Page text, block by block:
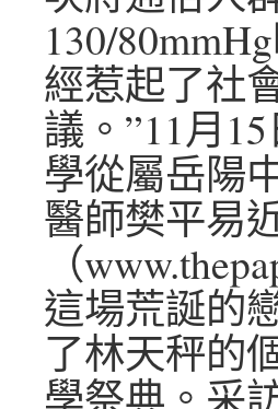
130/
經惹起了社
議。”11月
學從屬岳陽
醫師樊平易
（
這場荒誕的
了林天秤的
學祭典。采